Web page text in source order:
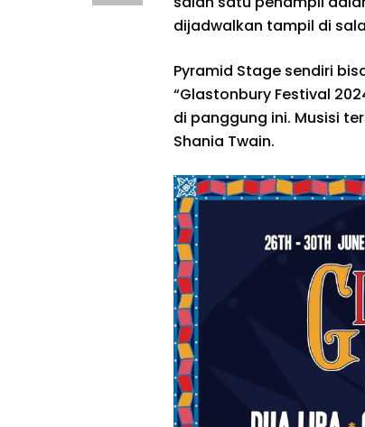
dijadwalkan tampil di
Pyramid Stage sendiri
“Glastonbury Festival
di panggung ini. Musisi
Shania Twain.